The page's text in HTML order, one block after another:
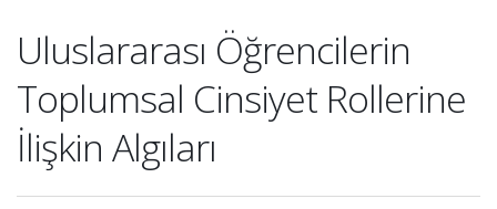
Uluslararası Öğrencilerin
Toplumsal Cinsiyet Rollerine
İlişkin Algıları